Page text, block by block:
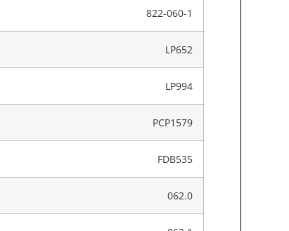
822-060-1
LP652
LP994
PCP1579
FDB535
062.0